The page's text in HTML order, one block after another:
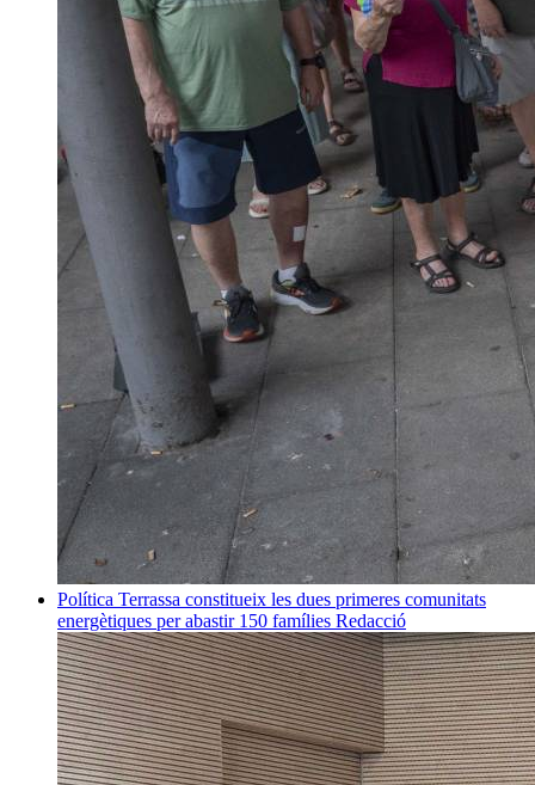
Política Terrassa constitueix les dues primeres comunitats
energètiques per abastir 150 famílies Redacció